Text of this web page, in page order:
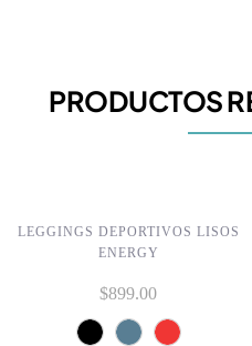
PRODUCTOS
LEGGINGS DEPORTIVOS LISOS
ENERGY
$899.00